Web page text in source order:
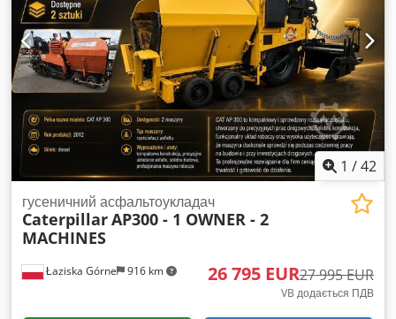
вивантаження: 3,10 м Висота машини: приблизно 246 см
1 /42
Łaziska Górne 916 km
гусеничний асфальтоукладач
CaterpillarAP300 - 1 OWNER - 2
MACHINES
26 795 EUR27 995 EUR
VB додається ПДВ